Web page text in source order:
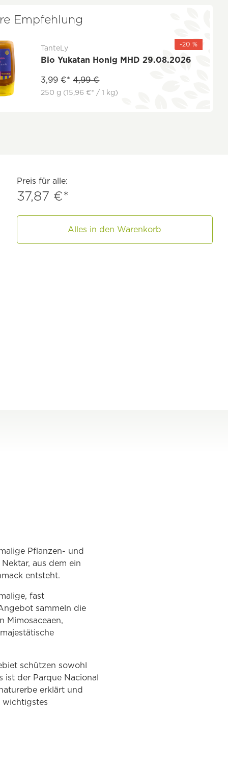
Empfehlung
-20 %
TanteLy
Bio Yukatan Honig MHD 29.08.2026
3,99 €* 4,99 €
250 g (15,96 €* / 1 kg)
Preis für alle:
37,87 €*
Alles in den Warenkorb
Pflanzen- und
aus dem ein
entsteht.
fast
sammeln die
Mimosaceaen,
schützen sowohl
ist der Parque Nacional
erklärt und
wichtigstes